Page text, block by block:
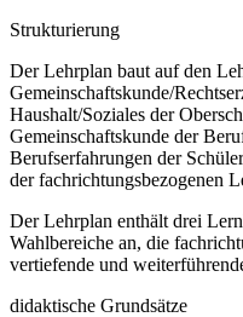
Strukturierung
Der Lehrplan baut auf den
Gemeinschaftskunde/
Haushalt/Soziales der
Gemeinschaftskunde der
Berufserfahrungen der
der fachrichtungsbezogenen
Der Lehrplan enthält drei
Wahlbereiche an, die
vertiefende und
didaktische Grundsätze